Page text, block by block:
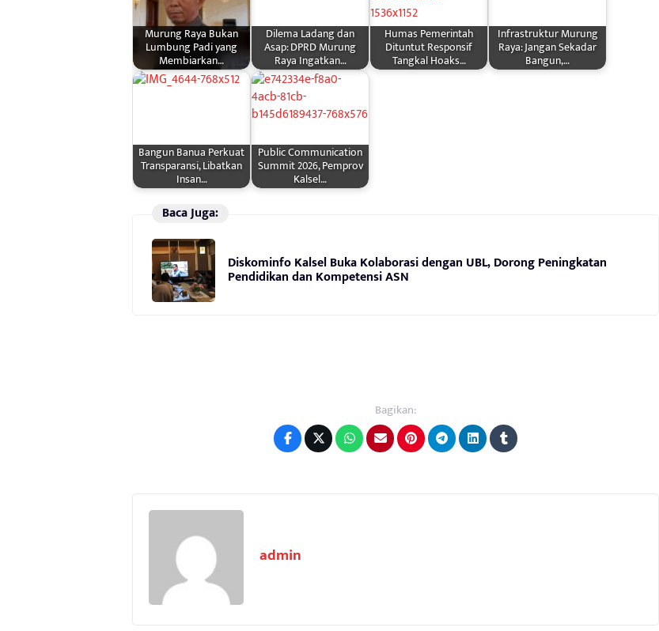
Murung Raya Bukan
Lumbung Padi yang
Membiarkan…
Dilema Ladang dan
Asap: DPRD Murung
Raya Ingatkan…
Humas Pemerintah
Dituntut Responsif
Tangkal Hoaks…
Infrastruktur Murung
Raya: Jangan Sekadar
Bangun,…
Bangun Banua Perkuat
Transparansi, Libatkan
Insan…
Public Communication
Summit 2026, Pemprov
Kalsel…
Baca Juga:
Diskominfo Kalsel Buka Kolaborasi dengan UBL, Dorong Peningkatan
Pendidikan dan Kompetensi ASN
Bagikan:
admin